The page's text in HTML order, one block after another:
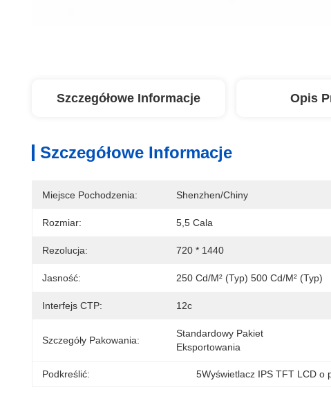
Szczegółowe Informacje Opis
Szczegółowe Informacje
Miejsce Pochodzenia: Shenzhen/Chiny
Rozmiar: 5,5 Cala
Rezolucja: 720 * 1440
Jasność: 250 Cd/m² (typ) 500 Cd/m² (typ)
Interfejs CTP: 12c
Szczegóły Pakowania:
Standardowy Pakiet
Eksportowania
Podkreślić: 5Wyświetlacz IPS TFT LCD o